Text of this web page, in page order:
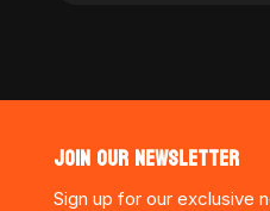
JOIN OUR NEWSLETTER
Sign up for our exclusive